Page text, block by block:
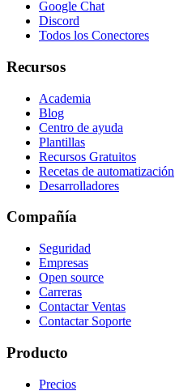
Google Chat
Discord
Todos los Conectores
Recursos
Academia
Blog
Centro de ayuda
Plantillas
Recursos Gratuitos
Recetas de automatización
Desarrolladores
Compañía
Seguridad
Empresas
Open source
Carreras
Contactar Ventas
Contactar Soporte
Producto
Precios